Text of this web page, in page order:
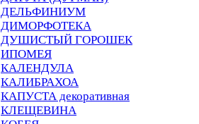
ДЕЛЬФИНИУМ
ДИМОРФОТЕКА
ДУШИСТЫЙ ГОРОШЕК
ИПОМЕЯ
КАЛЕНДУЛА
КАЛИБРАХОА
КАПУСТА декоративная
КЛЕЩЕВИНА